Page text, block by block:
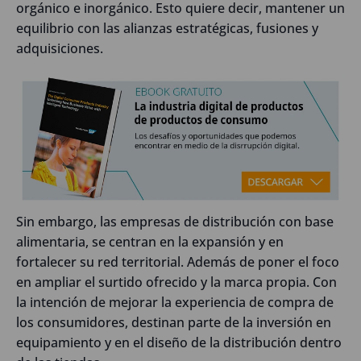
orgánico e inorgánico. Esto quiere decir, mantener un
equilibrio con las alianzas estratégicas, fusiones y
adquisiciones.
Sin embargo, las empresas de distribución con base
alimentaria, se centran en la expansión y en
fortalecer su red territorial. Además de poner el foco
en ampliar el surtido ofrecido y la marca propia. Con
la intención de mejorar la experiencia de compra de
los consumidores, destinan parte de la inversión en
equipamiento y en el diseño de la distribución dentro